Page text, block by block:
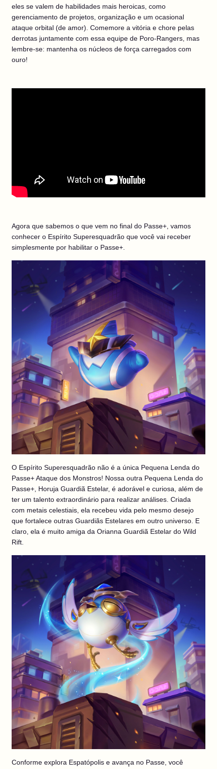
eles se valem de habilidades mais heroicas, como
gerenciamento de projetos, organização e um ocasional
ataque orbital (de amor). Comemore a vitória e chore pelas
derrotas juntamente com essa equipe de Poro-Rangers, mas
lembre-se: mantenha os núcleos de força carregados com
ouro!
Agora que sabemos o que vem no final do Passe+, vamos
conhecer o Espírito Superesquadrão que você vai receber
simplesmente por habilitar o Passe+.
O Espírito Superesquadrão não é a única Pequena Lenda do
Passe+ Ataque dos Monstros! Nossa outra Pequena Lenda do
Passe+, Horuja Guardiã Estelar, é adorável e curiosa, além de
ter um talento extraordinário para realizar análises. Criada
com metais celestiais, ela recebeu vida pelo mesmo desejo
que fortalece outras Guardiãs Estelares em outro universo. E
claro, ela é muito amiga da Orianna Guardiã Estelar do Wild
Rift.
Conforme explora Espatópolis e avança no Passe, você